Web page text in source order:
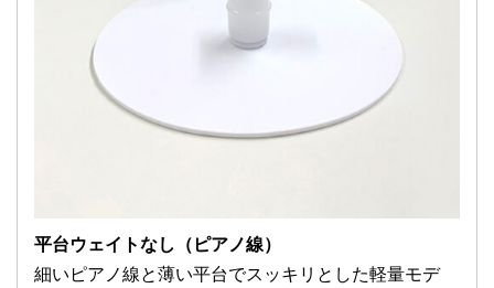
平台ウェイトなし
（ピアノ線）
細いピアノ線と薄い平台でスッキリとした軽量モデ